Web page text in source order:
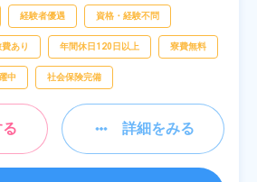
・配送
経験者優遇 資格・経験不問
あり 年間休日120日以上 寮費無料
中 社会保険完備
詳細をみる